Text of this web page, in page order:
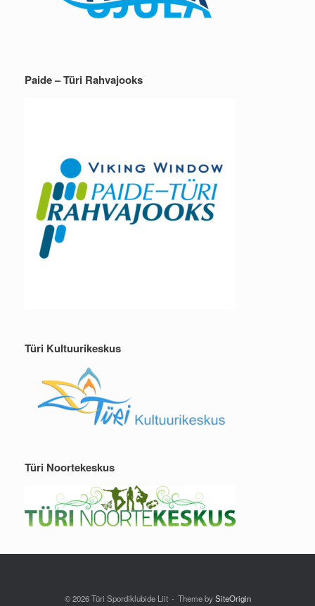
Paide – Türi Rahvajooks
Türi Kultuurikeskus
Türi Noortekeskus
© 2026 Türi Spordiklubide Liit Theme bySiteOrigin